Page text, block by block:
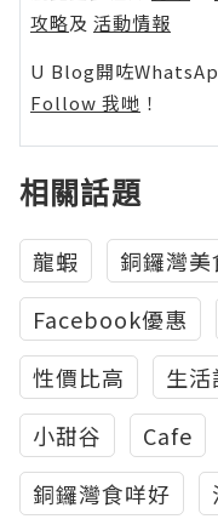
攻略及 活動情報
U Blog開咗
Follow 我哋 ！
相關話題
龍蝦 銅鑼灣美
Facebook優惠
性價比高
生
小甜谷
Cafe
銅鑼灣食咩好